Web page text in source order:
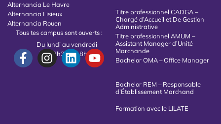
Alternancia Le Havre
Alternancia Lisieux
Alternancia Rouen
Tous tes campus sont ouverts :
Du lundi au vendredi
De 08h30 à 18h00
Titre professionnel CADGA –
Chargé d’Accueil et De Gestion
Administrative
Titre professionnel AMUM –
Assistant Manager d’Unité
Marchande
Bachelor OMA – Office Manager
Bachelor REM – Responsable
d’Établissement Marchand
Formation avec le LILATE